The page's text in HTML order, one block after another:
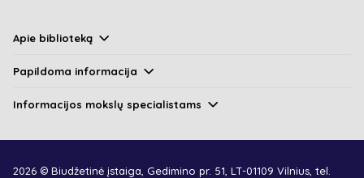
Apie biblioteką
Papildoma informacija
Informacijos mokslų specialistams
2026 © Biudžetinė įstaiga, Gedimino pr. 51, LT-01109 Vilnius, tel.